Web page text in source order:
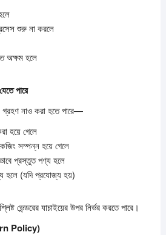
শুরু না করলে
অক্ষম হলে
যেতেপারে
গ্রহণ নাও করা হতে পারে—
হয়ে গেলে
সম্পন্ন হয়ে গেলে
প্রস্তুত পণ্য হলে
হলে (যদি প্রযোজ্য হয়)
ভেন্ডরের যাচাইয়ের উপর নির্ভর করতে পারে।
Policy)